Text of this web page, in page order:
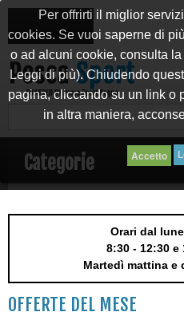
Categorie
Per offrirti il miglior
cookies. Se vuoi saperne di
o ad alcuni cookie, consulta
Leggi di più). Chiudendo
pagina, cliccando su un link o
in altra maniera,
Orari dal
8:30 - 12:30 e
Martedì mattina e
OFFERTE DEL MESE